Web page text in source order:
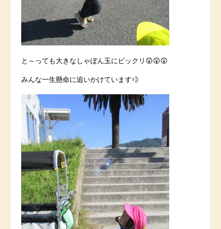
と～っても大きなしゃぼん玉にビックリ😲😲😲
みんな一生懸命に追いかけています💨